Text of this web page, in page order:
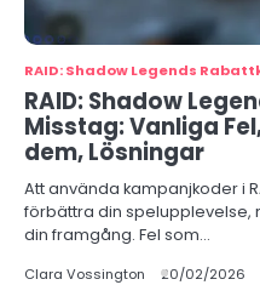
RAID: Shadow Legends
RAID: Shadow
Misstag: Vanliga
dem, Lösningar
Att använda kampanjkoder i
förbättra din spelupplevelse,
din framgång. Fel som…
Clara Vossington 20/02/2026